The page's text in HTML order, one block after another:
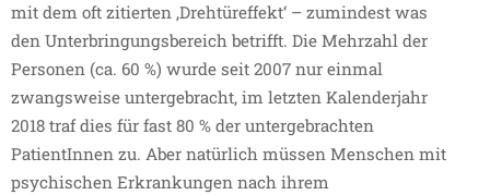
mit dem oft zitierten ‚Drehtüreffekt‘ – zumindest was
den Unterbringungsbereich betrifft. Die Mehrzahl der
Personen (ca. 60 %) wurde seit 2007 nur einmal
zwangsweise untergebracht, im letzten Kalenderjahr
2018 traf dies für fast 80 % der untergebrachten
PatientInnen zu. Aber natürlich müssen Menschen mit
psychischen Erkrankungen nach ihrem